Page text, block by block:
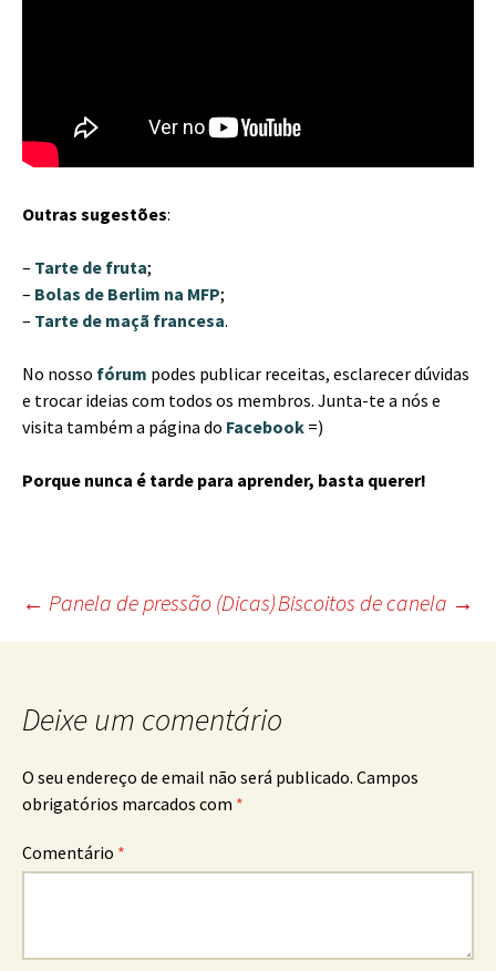
Outras sugestões:
– Tarte de fruta;
– Bolas de Berlim na MFP;
– Tarte de maçã francesa.
No nosso fórum podes publicar receitas, esclarecer dúvidas
e trocar ideias com todos os membros. Junta-te a nós e
visita também a página do Facebook =)
Porque nunca é tarde para aprender, basta querer!
Post
← Panela de pressão (Dicas)Biscoitos de canela →
Deixe um comentário
O seu endereço de email não será publicado. Campos
obrigatórios marcados com *
Comentário *